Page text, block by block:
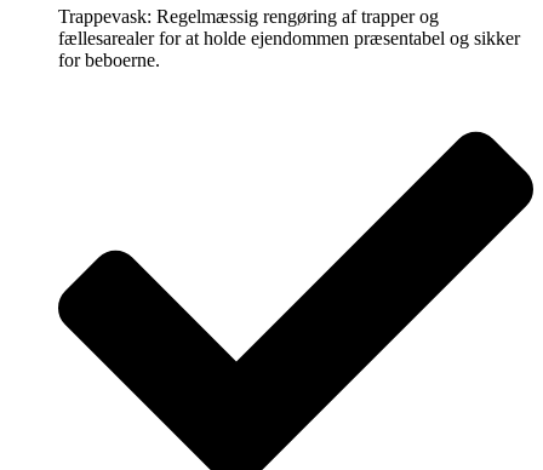
Trappevask: Regelmæssig rengøring af trapper og
fællesarealer for at holde ejendommen præsentabel og sikker
for beboerne.